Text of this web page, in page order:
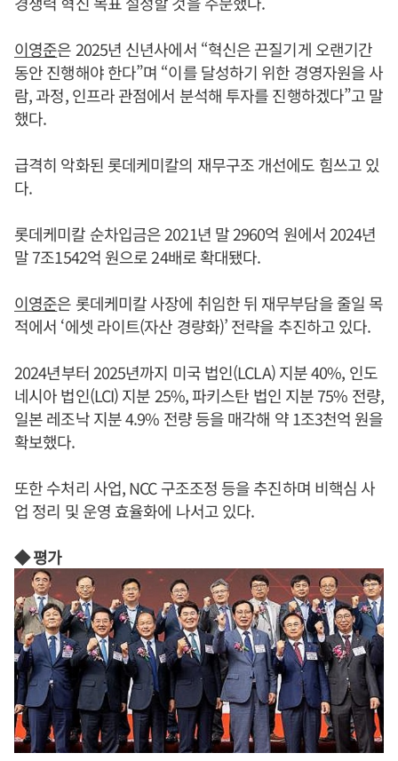
이영준은 2025년 신년사에서 “혁신은 끈질기게 오랜기간
동안 진행해야 한다”며 “이를 달성하기 위한 경영자원을 사
람, 과정, 인프라 관점에서 분석해 투자를 진행하겠다”고 말
했다.
급격히 악화된 롯데케미칼의 재무구조 개선에도 힘쓰고 있
다.
롯데케미칼 순차입금은 2021년 말 2960억 원에서 2024년
말 7조1542억 원으로 24배로 확대됐다.
이영준은 롯데케미칼 사장에 취임한 뒤 재무부담을 줄일 목
적에서 ‘에셋 라이트(자산 경량화)’ 전략을 추진하고 있다.
2024년부터 2025년까지 미국 법인(LCLA) 지분 40%, 인도
네시아 법인(LCI) 지분 25%, 파키스탄 법인 지분 75% 전량,
일본 레조낙 지분 4.9% 전량 등을 매각해 약 1조3천억 원을
확보했다.
또한 수처리 사업, NCC 구조조정 등을 추진하며 비핵심 사
업 정리 및 운영 효율화에 나서고 있다.
◆ 평가